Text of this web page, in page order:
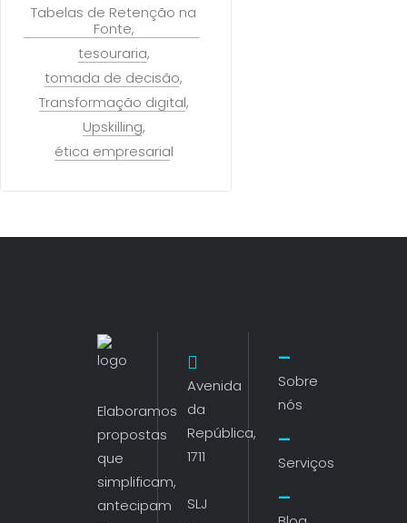
Tabelas de Retenção na
Fonte
tesouraria
tomada de decisão
Transformação digital
Upskilling
ética empresarial
Elaboramos
propostas
que
simplificam,
antecipam
Avenida
da
República,
1711
SLJ
Sobre
nós
Serviços